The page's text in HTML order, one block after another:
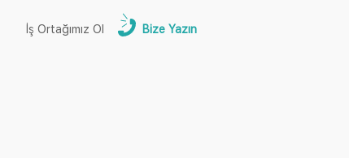
İş Ortağımız Ol Bize Yazın